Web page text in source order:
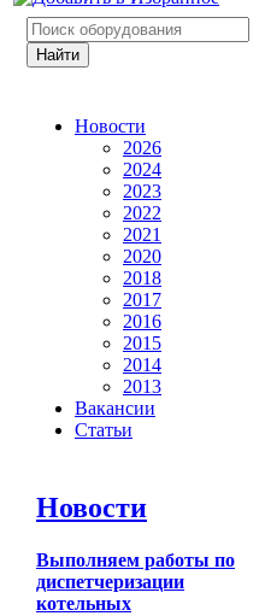
Новости
2026
2024
2023
2022
2021
2020
2018
2017
2016
2015
2014
2013
Вакансии
Статьи
Новости
Выполняем работы по
диспетчеризации
котельных